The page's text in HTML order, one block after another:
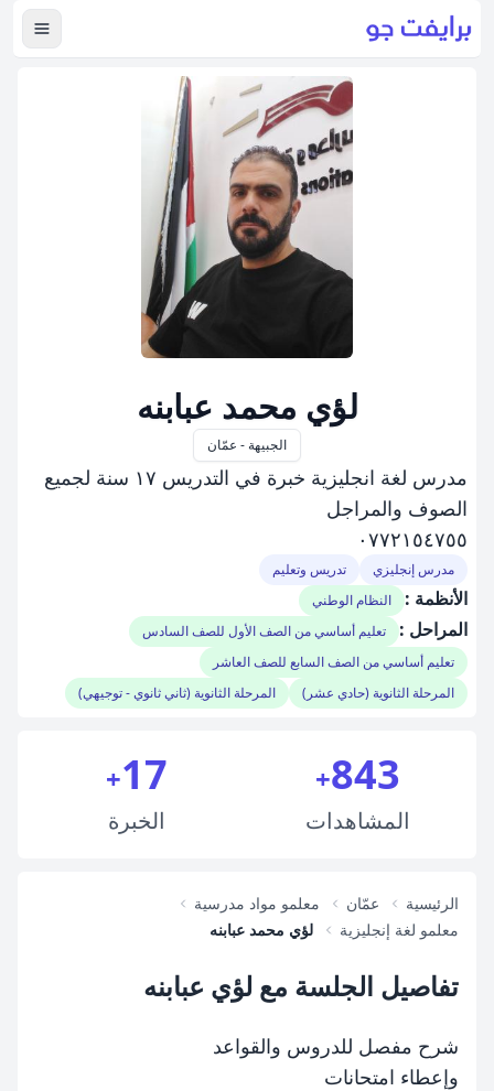
عرض
لؤي محمد عبابنه
الجبيهة - عمّان
مدرس لغة انجليزية خبرة في التدريس ١٧ سنة لجميع
الصوف والمراجل
٠٧٧٢١٥٤٧٥٥
مدرس إنجليزي تدريس وتعليم
الأنظمة : النظام الوطني
المراحل :
تعليم أساسي من الصف الأول للصف السادس
تعليم أساسي من الصف السابع للصف العاشر
المرحلة الثانوية (حادي عشر)
المرحلة الثانوية (ثاني ثانوي - توجيهي)
843
+
المشاهدات
17
+
الخبرة
الرئيسية عمّان
معلمو مواد مدرسية
معلمو لغة إنجليزية
لؤي محمد عبابنه
تفاصيل الجلسة مع لؤي عبابنه
شرح مفصل للدروس والقواعد
وإعطاء امتحانات